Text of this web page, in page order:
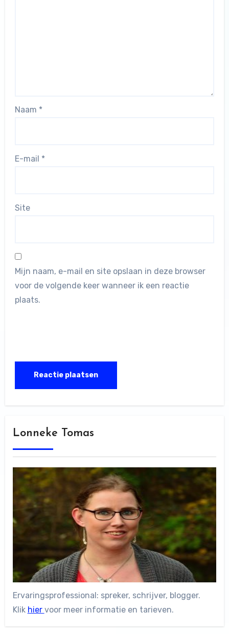
Naam *
E-mail *
Site
Mijn naam, e-mail en site opslaan in deze browser
voor de volgende keer wanneer ik een reactie
plaats.
Lonneke Tomas
Ervaringsprofessional: spreker, schrijver, blogger.
Klik hier voor meer informatie en tarieven.